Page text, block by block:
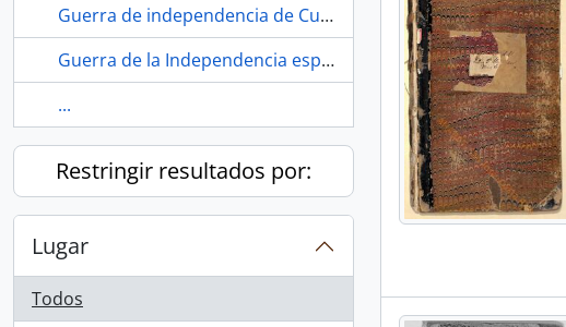
Guerra de independencia de Cuba (1895-1898)
Guerra de la Independencia española (1808-1814)
...
Restringir resultados por:
Lugar
Todos